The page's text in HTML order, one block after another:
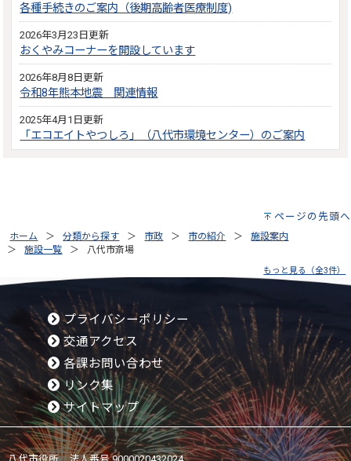
各種手続きのご案内（後期高齢者医療制度)
2026年3月23日更新
おくやみコーナーを開設しています
2026年8月8日更新
令和8年熊本地震 関連情報
2025年4月1日更新
「エコエイトやつしろ」（八代市環境センター）のご案内
ページの先頭へ
ホーム 分類から探す 市政 市の紹介
施設案内
施設一覧
八代市斎場
もっと見る（全3件）
プライバシーポリシー
交通アクセス
各課お問い合わせ
リンク集
サイトマップ